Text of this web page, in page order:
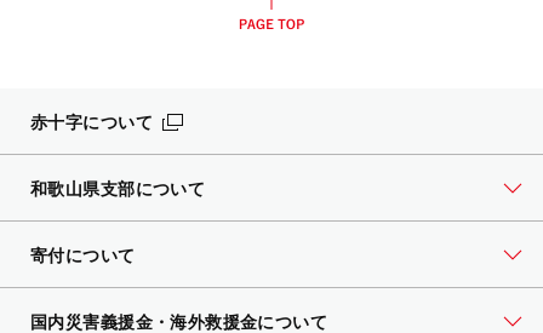
赤十字について
和歌山県支部について
寄付について
国内災害義援金・海外救援金について